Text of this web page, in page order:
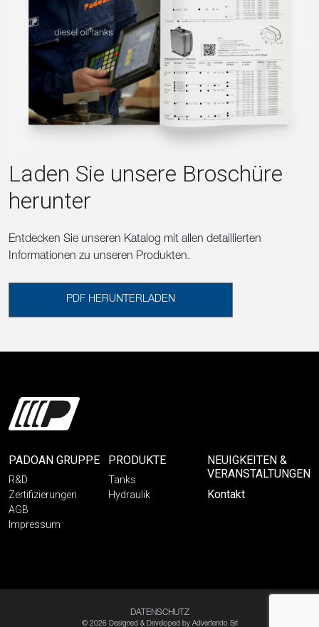
Laden Sie unsere Broschüre
herunter
Entdecken Sie unseren Katalog mit allen detaillierten
Informationen zu unseren Produkten.
PDF HERUNTERLADEN
PADOAN GRUPPE
R&D
Zertifizierungen
AGB
Impressum
PRODUKTE
Tanks
Hydraulik
NEUIGKEITEN &
VERANSTALTUNGEN
Kontakt
DATENSCHUTZ
© 2026 Designed & Developed by Advertendo Srl